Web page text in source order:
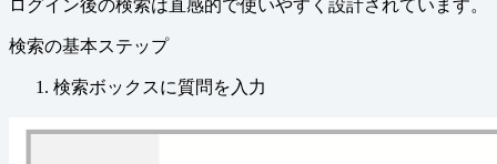
ログイン後の検索は直感的で使いやすく設計されています。
検索の基本ステップ
検索ボックスに質問を入力